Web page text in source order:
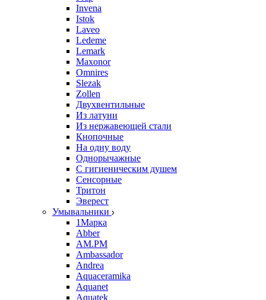
Invena
Istok
Laveo
Ledeme
Lemark
Maxonor
Omnires
Slezak
Zollen
Двухвентильные
Из латуни
Из нержавеющей стали
Кнопочные
На одну воду
Однорычажные
С гигиеническим душем
Сенсорные
Тритон
Эверест
Умывальники
1Марка
Abber
AM.PM
Ambassador
Andrea
Aquaceramika
Aquanet
Aquatek